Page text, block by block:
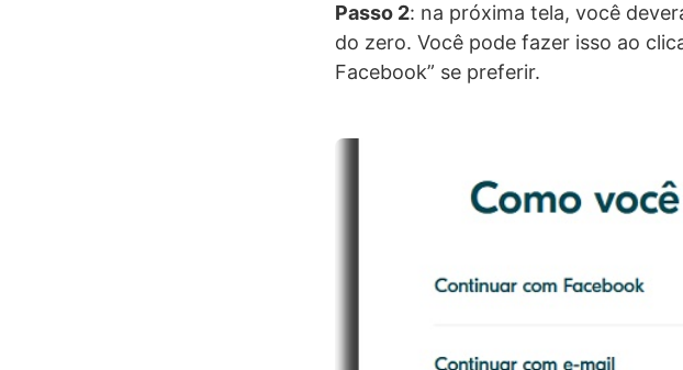
Passo 2: na próxima tela, você
do zero. Você pode fazer isso ao
Facebook” se preferir.